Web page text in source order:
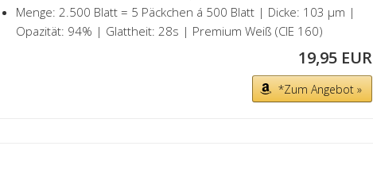
Menge: 2.500 Blatt = 5 Päckchen á 500 Blatt | Dicke: 103 μm |
Opazität: 94% | Glattheit: 28s | Premium Weiß (CIE 160)
19,95 EUR
*Zum Angebot »